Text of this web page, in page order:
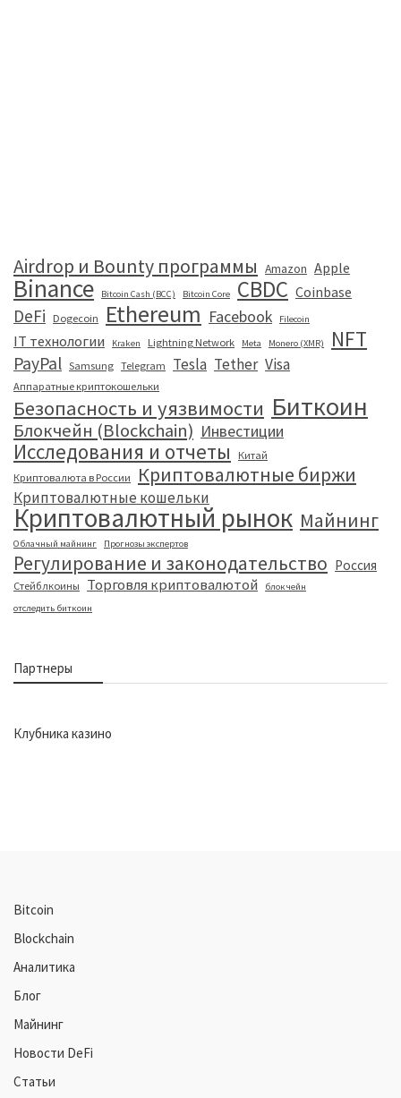
Airdrop и Bounty программы Amazon Apple
Binance Bitcoin Cash (BCC) Bitcoin Core CBDC Coinbase
DeFi Dogecoin Ethereum Facebook Filecoin
IT технологии Kraken Lightning Network Meta Monero (XMR) NFT
PayPal Samsung Telegram Tesla Tether Visa
Аппаратные криптокошельки
Безопасность и уязвимости Биткоин
Блокчейн (Blockchain) Инвестиции
Исследования и отчеты
Китай
Криптовалюта в России
Криптовалютные биржи
Криптовалютные кошельки
Криптовалютный рынок Майнинг
Облачный майнинг Прогнозы экспертов
Регулирование и законодательство Россия
Стейблкоины Торговля криптовалютой
блокчейн
отследить биткоин
Партнеры
Клубника казино
Bitcoin
Blockchain
Аналитика
Блог
Майнинг
Новости DeFi
Статьи